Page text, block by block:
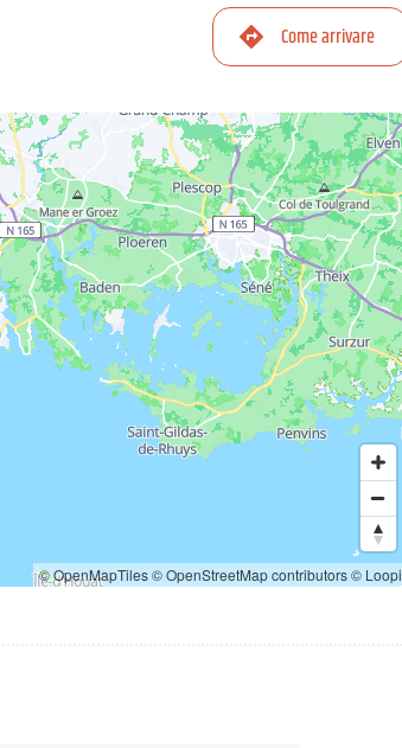
Come arrivare
© OpenMapTiles© OpenStreetMap contributors© Loopi